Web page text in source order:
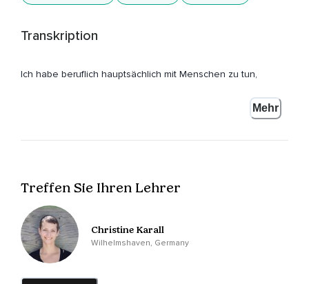
Transkription
Ich habe beruflich hauptsächlich mit Menschen zu tun,
Menschen,
Die im ärztlichen Dienst sind.
Also durch die Bank sind es Menschen,
Denen das Wohl der anderen am Herzen liegt.
Mehr
Treffen Sie Ihren Lehrer
Christine Karall
Wilhelmshaven, Germany